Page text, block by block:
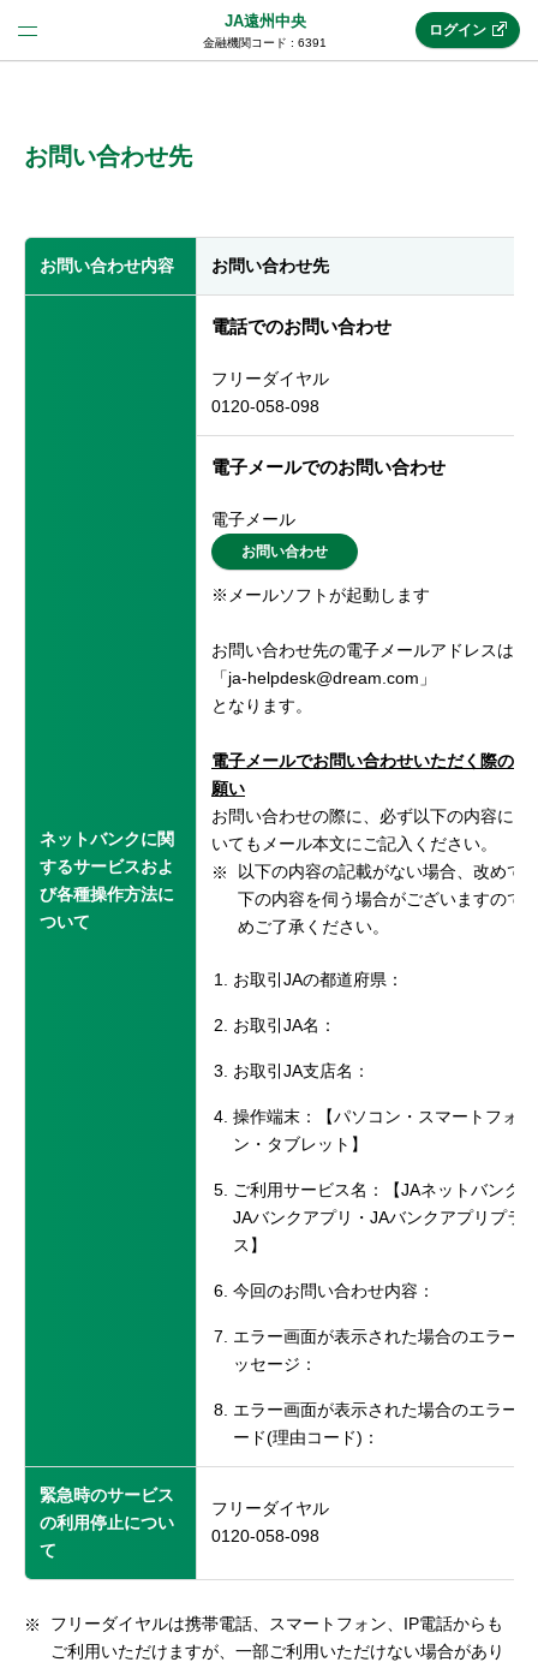
JA遠州中央
金融機関コード : 6391
(法人JAネットバンク)
ログイン
お問い合わせ先
お問い合わせ内容 お問い合わせ先
ネットバンクに関
するサービスおよ
び各種操作方法に
ついて
電話でのお問い合わせ
フリーダイヤル
0120-058-098
電子メールでのお問い合わせ
電子メール
お問い合わせ
※メールソフトが起動します
お問い合わせ先の電子メールアドレスは
「ja-helpdesk@dream.com」
となります。
電子メールでお問い合わせいただく際のお
願い
お問い合わせの際に、必ず以下の内容につ
いてもメール本文にご記入ください。
以下の内容の記載がない場合、改めて
下の内容を伺う場合がございますので
めご了承ください。
お取引JAの都道府県：
お取引JA名：
お取引JA支店名：
操作端末：【パソコン・スマートフォ
ン・タブレット】
ご利用サービス名：【JAネットバンク・
JAバンクアプリ・JAバンクアプリプラ
ス】
今回のお問い合わせ内容：
エラー画面が表示された場合のエラーメ
ッセージ：
エラー画面が表示された場合のエラーコ
ード(理由コード)：
緊急時のサービス
の利用停止につい
て
フリーダイヤル
0120-058-098
フリーダイヤルは携帯電話、スマートフォン、IP電話からも
ご利用いただけますが、一部ご利用いただけない場合があり